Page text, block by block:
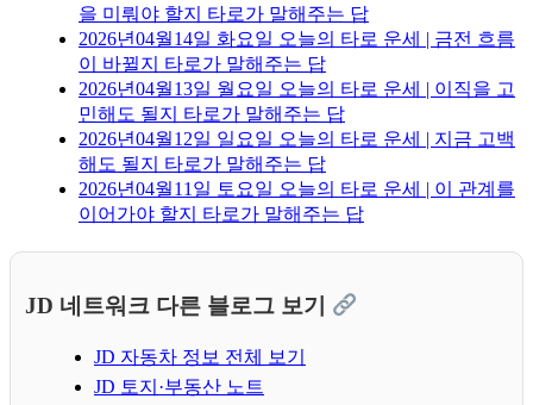
을 미뤄야 할지 타로가 말해주는 답
2026년04월14일 화요일 오늘의 타로 운세 | 금전 흐름
이 바뀔지 타로가 말해주는 답
2026년04월13일 월요일 오늘의 타로 운세 | 이직을 고
민해도 될지 타로가 말해주는 답
2026년04월12일 일요일 오늘의 타로 운세 | 지금 고백
해도 될지 타로가 말해주는 답
2026년04월11일 토요일 오늘의 타로 운세 | 이 관계를
이어가야 할지 타로가 말해주는 답
JD 네트워크 다른 블로그 보기
JD 자동차 정보 전체 보기
JD 토지·부동산 노트